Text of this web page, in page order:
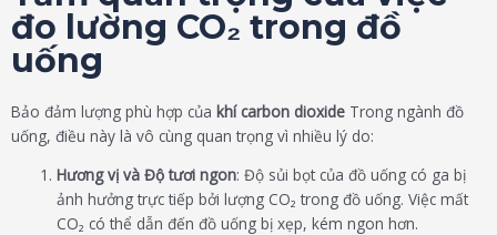
đo lường CO₂ trong đồ
uống
Bảo đảm lượng phù hợp của khí carbon dioxide Trong ngành đồ
uống, điều này là vô cùng quan trọng vì nhiều lý do:
Hương vị và Độ tươi ngon: Độ sủi bọt của đồ uống có ga bị
ảnh hưởng trực tiếp bởi lượng CO₂ trong đồ uống. Việc mất
CO₂ có thể dẫn đến đồ uống bị xẹp, kém ngon hơn.